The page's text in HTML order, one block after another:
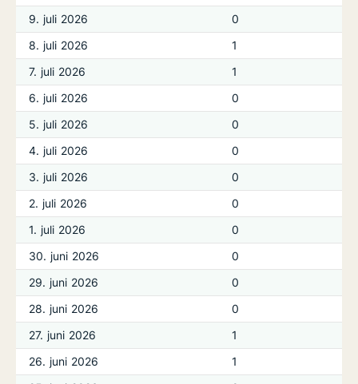
9. juli 2026
0
8. juli 2026
1
7. juli 2026
1
6. juli 2026
0
5. juli 2026
0
4. juli 2026
0
3. juli 2026
0
2. juli 2026
0
1. juli 2026
0
30. juni 2026
0
29. juni 2026
0
28. juni 2026
0
27. juni 2026
1
26. juni 2026
1